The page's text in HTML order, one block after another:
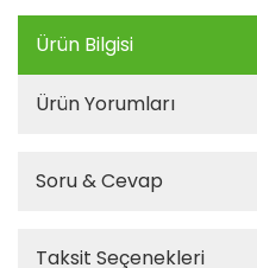
Ürün Bilgisi
Ürün Yorumları
Soru & Cevap
Taksit Seçenekleri